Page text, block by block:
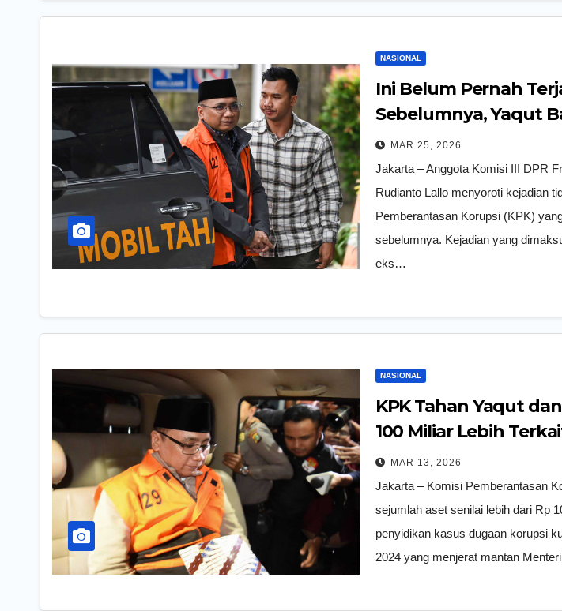
NASIONAL
Ini Belum Pernah
Sebelumnya, Yaqut
Usai Jadi Tahanan
MAR 25, 2026
Jakarta – Anggota Komisi III DPR
Rudianto Lallo menyoroti kejadian
Pemberantasan Korupsi (KPK)
sebelumnya. Kejadian yang
eks…
NASIONAL
KPK Tahan Yaqut
100 Miliar Lebih
Kuota Haji
MAR 13, 2026
Jakarta – Komisi Pemberantasan
sejumlah aset senilai lebih dari Rp
penyidikan kasus dugaan korupsi
2024 yang menjerat mantan